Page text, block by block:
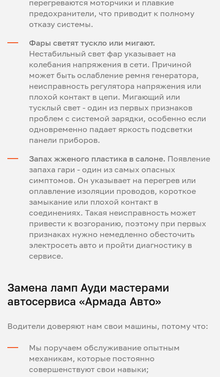
перегреваются моторчики и плавкие
предохранители, что приводит к полному
отказу системы.
Фары светят тускло или мигают.
Нестабильный свет фар указывает на
колебания напряжения в сети. Причиной
может быть ослабление ремня генератора,
неисправность регулятора напряжения или
плохой контакт в цепи. Мигающий или
тусклый свет - один из первых признаков
проблем с системой зарядки, особенно если
одновременно падает яркость подсветки
панели приборов.
Запах жженого пластика в салоне. Появление
запаха гари - один из самых опасных
симптомов. Он указывает на перегрев или
оплавление изоляции проводов, короткое
замыкание или плохой контакт в
соединениях. Такая неисправность может
привести к возгоранию, поэтому при первых
признаках нужно немедленно обесточить
электросеть авто и пройти диагностику в
сервисе.
Замена ламп Ауди мастерами
автосервиса «Армада Авто»
Водители доверяют нам свои машины, потому что:
Мы поручаем обслуживание опытным
механикам, которые постоянно
совершенствуют свои навыки;